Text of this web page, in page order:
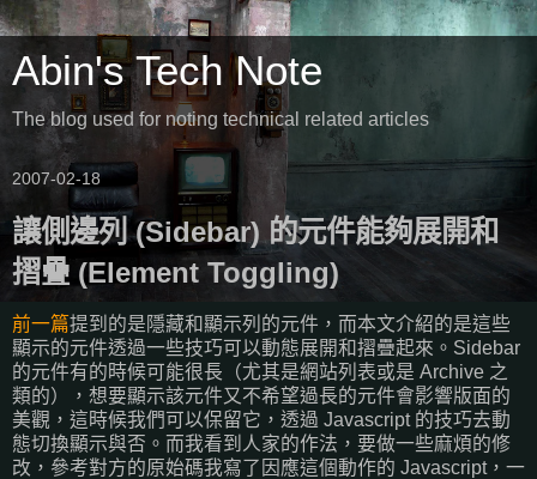
Abin's Tech Note
The blog used for noting technical related articles
2007-02-18
讓側邊列 (Sidebar) 的元件能夠展開和
摺疊 (Element Toggling)
前一篇提到的是隱藏和顯示列的元件，而本文介紹的是這些
顯示的元件透過一些技巧可以動態展開和摺疊起來。Sidebar
的元件有的時候可能很長（尤其是網站列表或是 Archive 之
類的），想要顯示該元件又不希望過長的元件會影響版面的
美觀，這時候我們可以保留它，透過 Javascript 的技巧去動
態切換顯示與否。而我看到人家的作法，要做一些麻煩的修
改，參考對方的原始碼我寫了因應這個動作的 Javascript，一